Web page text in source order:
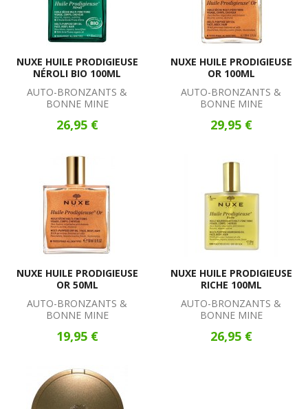
NUXE HUILE PRODIGIEUSE
NÉROLI BIO 100ML
AUTO-BRONZANTS &
BONNE MINE
26,95 €
NUXE HUILE PRODIGIEUSE
OR 100ML
AUTO-BRONZANTS &
BONNE MINE
29,95 €
NUXE HUILE PRODIGIEUSE
OR 50ML
AUTO-BRONZANTS &
BONNE MINE
19,95 €
NUXE HUILE PRODIGIEUSE
RICHE 100ML
AUTO-BRONZANTS &
BONNE MINE
26,95 €